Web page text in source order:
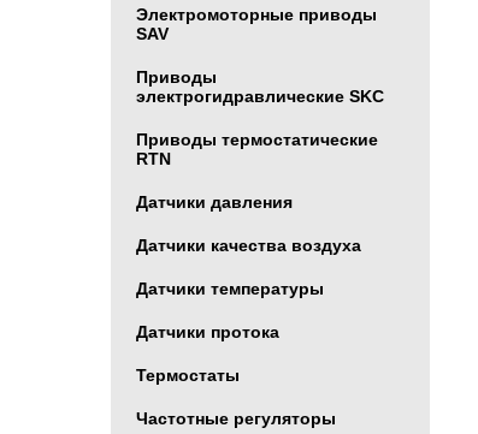
Электромоторные приводы
SAV
Приводы
электрогидравлические SKC
Приводы термостатические
RTN
Датчики давления
Датчики качества воздуха
Датчики температуры
Датчики протока
Термостаты
Частотные регуляторы